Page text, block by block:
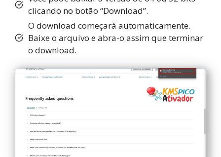
clicando no botão “Download”.
O download começará automaticamente.
Baixe o arquivo e abra-o assim que terminar
o download.